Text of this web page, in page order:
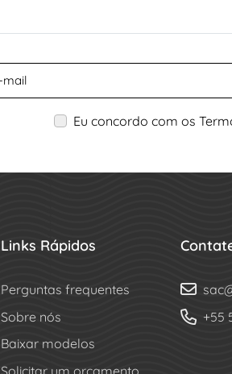
Eu concordo com os
Links Rápidos
Perguntas frequentes
Sobre nós
Baixar modelos
Solicitar um orçamento
+55